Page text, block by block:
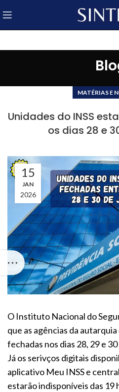
MATÉRIAS E
Unidades do INSS
os dias 28 e
15
JAN
2026
O Instituto Nacional do
que as agências da
fechadas nos dias 28, 29 e
Já os serivços digitais
aplicativo Meu INSS e
estarão indisponíveis das 19